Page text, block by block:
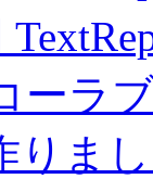
ーラ
りま